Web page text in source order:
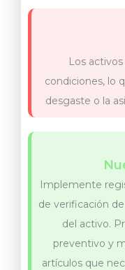
Los
condiciones, lo
desgaste o la
Implemente
de verificación
del activo.
preventivo y
artículos que